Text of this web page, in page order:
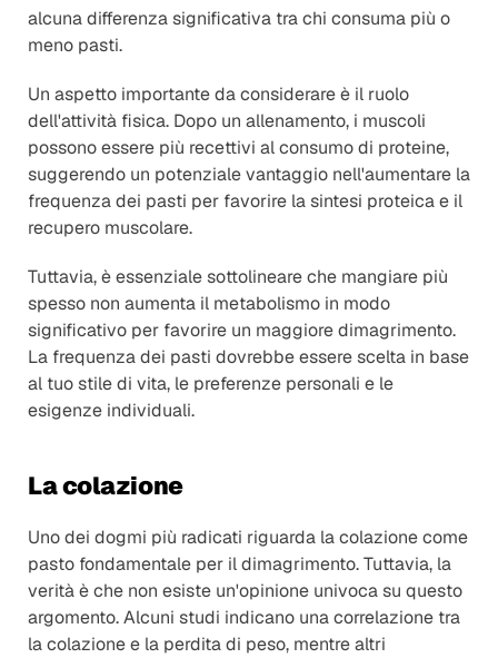
alcuna differenza significativa tra chi consuma più o
meno pasti.
Un aspetto importante da considerare è il ruolo
dell'attività fisica. Dopo un allenamento, i muscoli
possono essere più recettivi al consumo di proteine,
suggerendo un potenziale vantaggio nell'aumentare la
frequenza dei pasti per favorire la sintesi proteica e il
recupero muscolare.
Tuttavia, è essenziale sottolineare che mangiare più
spesso non aumenta il metabolismo in modo
significativo per favorire un maggiore dimagrimento.
La frequenza dei pasti dovrebbe essere scelta in base
al tuo stile di vita, le preferenze personali e le
esigenze individuali.
La colazione
Uno dei dogmi più radicati riguarda la colazione come
pasto fondamentale per il dimagrimento. Tuttavia, la
verità è che non esiste un'opinione univoca su questo
argomento. Alcuni studi indicano una correlazione tra
la colazione e la perdita di peso, mentre altri